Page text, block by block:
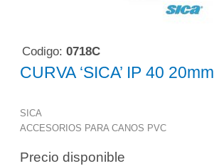
Codigo: 0718C
CURVA ‘SICA’ IP 40 20mm
SICA
ACCESORIOS PARA CANOS PVC
Precio disponible